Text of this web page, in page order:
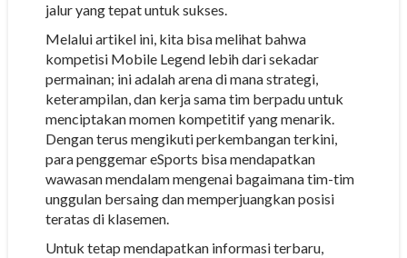
jalur yang tepat untuk sukses.
Melalui artikel ini, kita bisa melihat bahwa
kompetisi Mobile Legend lebih dari sekadar
permainan; ini adalah arena di mana strategi,
keterampilan, dan kerja sama tim berpadu untuk
menciptakan momen kompetitif yang menarik.
Dengan terus mengikuti perkembangan terkini,
para penggemar eSports bisa mendapatkan
wawasan mendalam mengenai bagaimana tim-tim
unggulan bersaing dan memperjuangkan posisi
teratas di klasemen.
Untuk tetap mendapatkan informasi terbaru,